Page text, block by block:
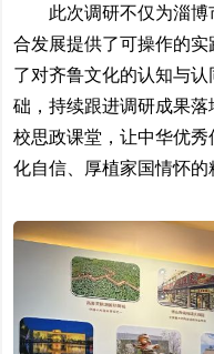
此次调研不仅为淄博
合发展提供了可操作的
了对齐鲁文化的认知与
础，持续跟进调研成果
校思政课堂，让中华优
化自信、厚植家国情怀的